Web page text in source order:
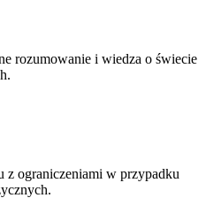
rozumowanie i wiedza o świecie
z ograniczeniami w przypadku